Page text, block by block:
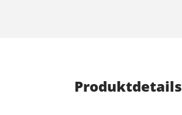
Produktdetails